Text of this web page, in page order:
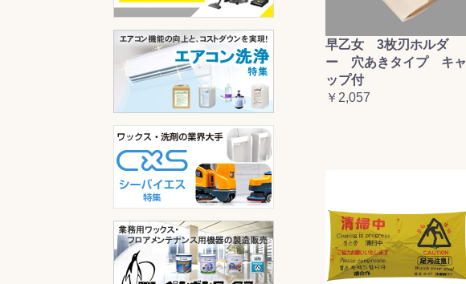
早乙女 3枚刃ホルダ
ー 穴あきタイプ キャ
ップ付
￥2,057